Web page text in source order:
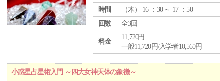
時間
（木） 16 ：30 ～ 17 ：50
回数
全3回
料金
11,720円
一般11,720円/入学者10,560円
小惑星占星術入門 ～四大女神天体の象徴～